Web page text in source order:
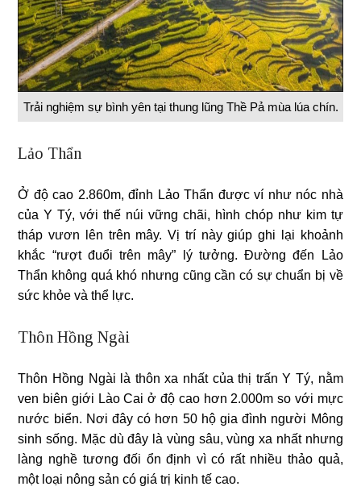
Trải nghiệm sự bình yên tại thung lũng Thề Pả mùa lúa chín.
Lảo Thẩn
Ở độ cao 2.860m, ​​đỉnh Lảo Thẩn được ví như nóc nhà
của Y Tý, với thế núi vững chãi, hình chóp như kim tự
tháp vươn lên trên mây. Vị trí này giúp ghi lại khoảnh
khắc “rượt đuổi trên mây” lý tưởng. Đường đến Lảo
Thẩn không quá khó nhưng cũng cần có sự chuẩn bị về
sức khỏe và thể lực.
Thôn Hồng Ngài
Thôn Hồng Ngài là thôn xa nhất của thị trấn Y Tý, nằm
ven biên giới Lào Cai ở độ cao hơn 2.000m so với mực
nước biển. Nơi đây có hơn 50 hộ gia đình người Mông
sinh sống. Mặc dù đây là vùng sâu, vùng xa nhất nhưng
làng nghề tương đối ổn định vì có rất nhiều thảo quả,
một loại nông sản có giá trị kinh tế cao.